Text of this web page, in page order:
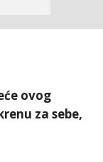
ovog
za sebe,